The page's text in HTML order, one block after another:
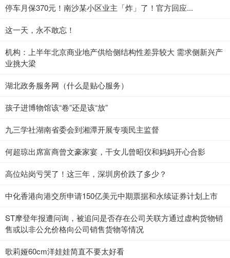
停车月保370元！南沙某小区业主「炸」了！官方回应...
这一天，永不敢忘！
机构：上半年北京商业地产供给侧结构性差异较大 需求侧新兴产
业挑大梁
湖北政务服务网（什么是贴心服务）
孩子进博物馆该“卷”还是该“放”
九三学社湖南省委会到湘潭开展专项民主监督
何超琼出席富商曾文豪家宴，干女儿曾昭仪和妈妈开心合影
高位站岗亏哭了！这三年，深圳房价跌了多少？
中化香港向港交所申请150亿美元中期票据和永续证券计划上市
ST摩登年报遭问询，被追问是否存在公司关联方通过虚构货物销
售或以非公允价格向公司销售货物等情况
歌莉娅60cm洋娃娃简直不要太好看